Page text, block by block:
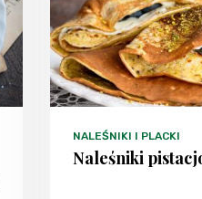
NALEŚNIKI I PLACKI
Naleśniki